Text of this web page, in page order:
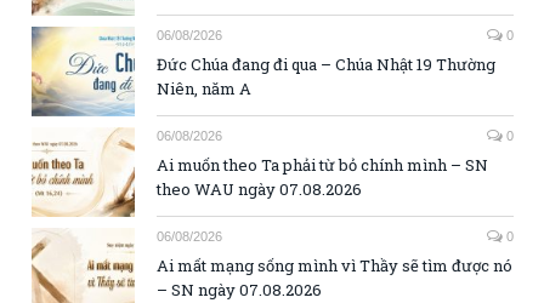
06/08/2026 0
Đức Chúa đang đi qua – Chúa Nhật 19 Thường
Niên, năm A
06/08/2026 0
Ai muốn theo Ta phải từ bỏ chính mình – SN
theo WAU ngày 07.08.2026
06/08/2026 0
Ai mất mạng sống mình vì Thầy sẽ tìm được nó
– SN ngày 07.08.2026